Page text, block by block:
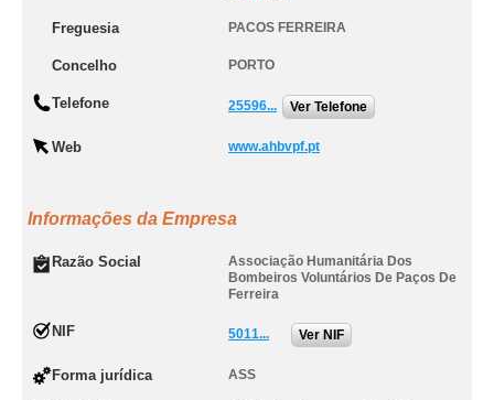
Freguesia PACOS FERREIRA
Concelho PORTO
Telefone 25596... Ver Telefone
Web www.ahbvpf.pt
Informações da Empresa
Razão Social
Associação Humanitária Dos
Bombeiros Voluntários De Paços De
Ferreira
NIF 5011... Ver NIF
Forma jurídica ASS